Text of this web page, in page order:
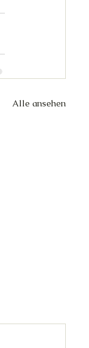
Alle ansehen